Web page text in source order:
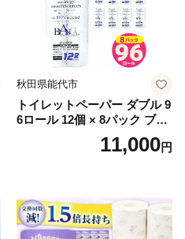
秋田県能代市
トイレットペーパー ダブル 9
6ロール 12個 × 8パック ブラ
ンカ 再生紙 100％ 芯あり 日
用品 消耗品 無香料 生活用品
11,000円